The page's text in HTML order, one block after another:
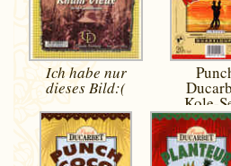
Ich habe nur
diesesBild:(
Kole-